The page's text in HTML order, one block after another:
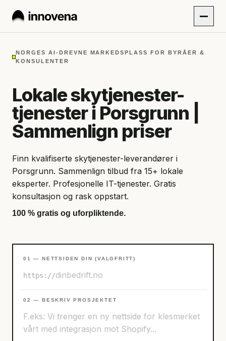
NORGES AI-DREVNE MARKEDSPLASS FOR BYRÅER &
KONSULENTER
Lokale skytjenester-
tjenester i Porsgrunn |
Sammenlign priser
Finn kvalifiserte skytjenester-leverandører i
Porsgrunn. Sammenlign tilbud fra 15+ lokale
eksperter. Profesjonelle IT-tjenester. Gratis
konsultasjon og rask oppstart.
100 % gratis og uforpliktende.
01 — NETTSIDEN DIN (VALGFRITT)
https://
02 — BESKRIV PROSJEKTET